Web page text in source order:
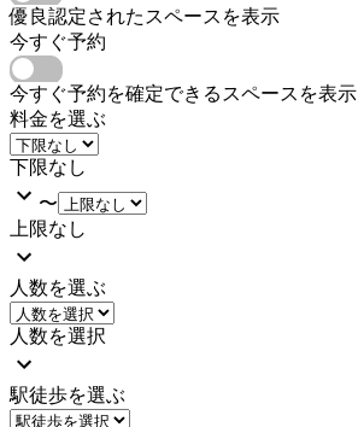
優良認定されたスペースを表示
今すぐ予約
今すぐ予約を確定できるスペースを表示
料金を選ぶ
下限なし
〜
上限なし
人数を選ぶ
人数を選択
駅徒歩を選ぶ